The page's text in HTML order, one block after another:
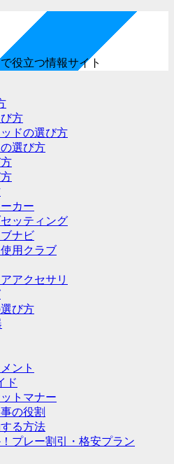
役立つ情報サイト
方
ドの選び方
選び方
カー
ッティング
ナビ
用クラブ
アクセサリ
び方
ント
ド
トマナー
の役割
る方法
プレー割引・格安プラン